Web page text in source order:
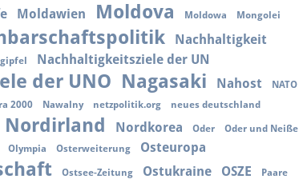
Moldawien Moldova Moldowa Mongolei
Nachhaltigkeit
Nachhaltigkeitsziele der UN
der UNO Nagasaki Nahost
NATO
2000 Nawalny netzpolitik.org neues deutschland
Nordirland Nordkorea Oder
Oder und Neiße
Olympia Osterweiterung Osteuropa
Ostsee-Zeitung Ostukraine OSZE Paare